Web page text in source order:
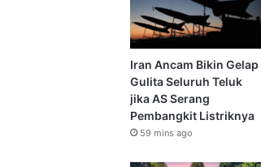
Iran Ancam Bikin Gelap
Gulita Seluruh Teluk
jika AS Serang
Pembangkit Listriknya
59 mins ago